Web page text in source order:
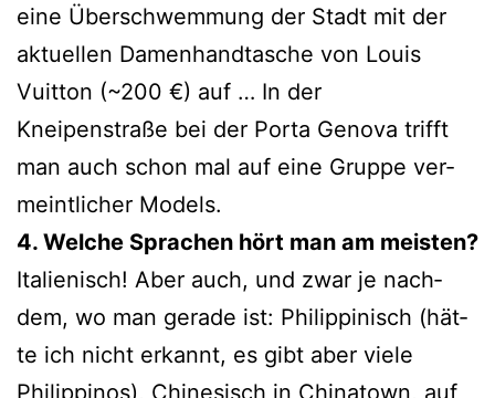
eine Überschwemmung der Stadt mit der
aktu­el­len Damenhandtasche von Louis
Vuitton (~200 €) auf … In der
Kneipenstraße bei der Porta Genova trifft
man auch schon mal auf eine Gruppe ver­
meint­li­cher Models.
4. Welche Sprachen hört man am meisten?
Italienisch! Aber auch, und zwar je nach­
dem, wo man gera­de ist: Philippinisch (hät­
te ich nicht erkannt, es gibt aber vie­le
Philippinos), Chinesisch in Chinatown, auf